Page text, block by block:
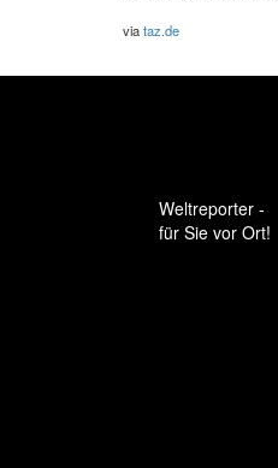
viataz.de
Weltreporter -
für Sie vor Ort!